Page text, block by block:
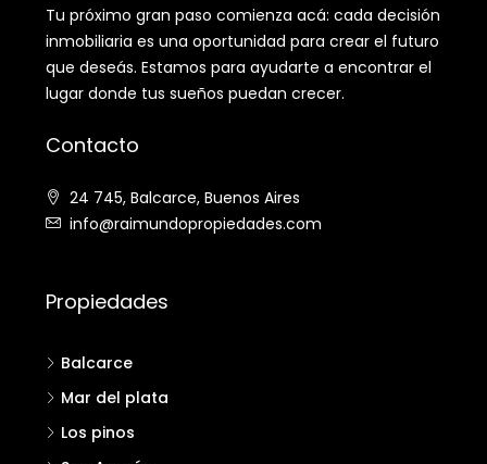
Tu próximo gran paso comienza acá: cada decisión
inmobiliaria es una oportunidad para crear el futuro
que deseás. Estamos para ayudarte a encontrar el
lugar donde tus sueños puedan crecer.
Contacto
24 745, Balcarce, Buenos Aires
info@raimundopropiedades.com
Propiedades
Balcarce
Mar del plata
Los pinos